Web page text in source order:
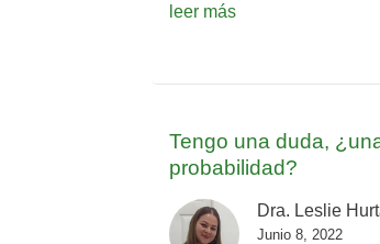
leer más
Tengo una duda,
probabilidad?
Dra. Leslie
Junio 8, 2022